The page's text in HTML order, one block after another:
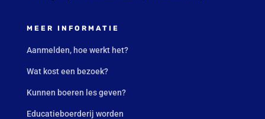
MEER INFORMATIE
Aanmelden, hoe werkt het?
Wat kost een bezoek?
Kunnen boeren les geven?
Educatieboerderij worden